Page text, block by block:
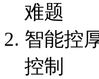
难题
智能控
控制